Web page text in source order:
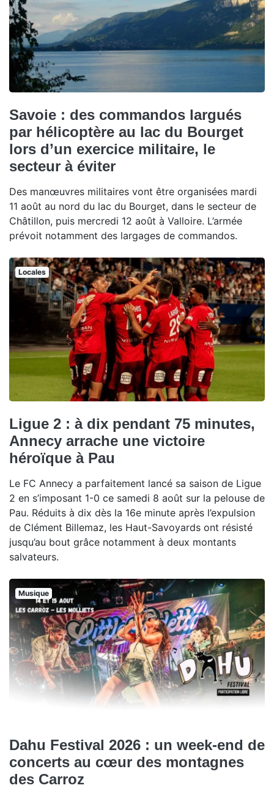
Savoie : des commandos largués
par hélicoptère au lac du Bourget
lors d’un exercice militaire, le
secteur à éviter
Des manœuvres militaires vont être organisées mardi
11 août au nord du lac du Bourget, dans le secteur de
Châtillon, puis mercredi 12 août à Valloire. L’armée
prévoit notamment des largages de commandos.
Locales
Ligue 2 : à dix pendant 75 minutes,
Annecy arrache une victoire
héroïque à Pau
Le FC Annecy a parfaitement lancé sa saison de Ligue
2 en s’imposant 1-0 ce samedi 8 août sur la pelouse de
Pau. Réduits à dix dès la 16e minute après l’expulsion
de Clément Billemaz, les Haut-Savoyards ont résisté
jusqu’au bout grâce notamment à deux montants
salvateurs.
Musique
Dahu Festival 2026 : un week-end de
concerts au cœur des montagnes
des Carroz